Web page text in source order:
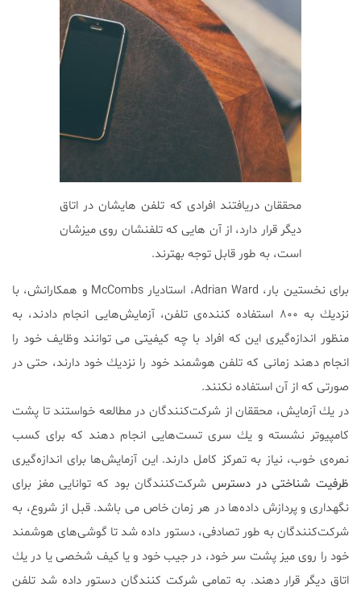
محققان دريافتند افرادى كه تلفن هايشان در اتاق
ديگر قرار دارد، از آن هايى كه تلفنشان روى ميزشان
است، به طور قابل توجه بهترند.
برای نخستین بار، Adrian Ward، استاديار McCombs و همكارانش، با
نزديك به ٨٠٠ استفاده كننده‌ى تلفن، آزمايش‌هايى انجام دادند، به
منظور اندازه‌گيرى اين كه افراد با چه كيفيتى مى توانند وظايف خود را
انجام دهند زمانى كه تلفن هوشمند خود را نزديك خود دارند، حتى در
صورتی که از آن استفاده نکنند.
در يك آزمايش، محققان از شركت‌كنندگان در مطالعه خواستند تا پشت
كامپيوتر نشسته و يك سرى تست‌هايى انجام دهند كه براى كسب
نمره‌ى خوب، نياز به تمركز كامل دارند. اين آزمايش‌ها براى اندازه‌گيرى
ظرفيت شناختى در دسترس شركت‌كنندگان بود كه توانايى مغز براى
نگهدارى و پردازش داده‌ها در هر زمان خاص مى باشد. قبل از شروع، به
شركت‌كنندگان به طور تصادفى، دستور داده شد تا گوشى‌هاى هوشمند
خود را روى ميز پشت سر خود، در جيب خود و يا كيف شخصى يا در يك
اتاق ديگر قرار دهند. به تمامى شركت كنندگان دستور داده شد تلفن